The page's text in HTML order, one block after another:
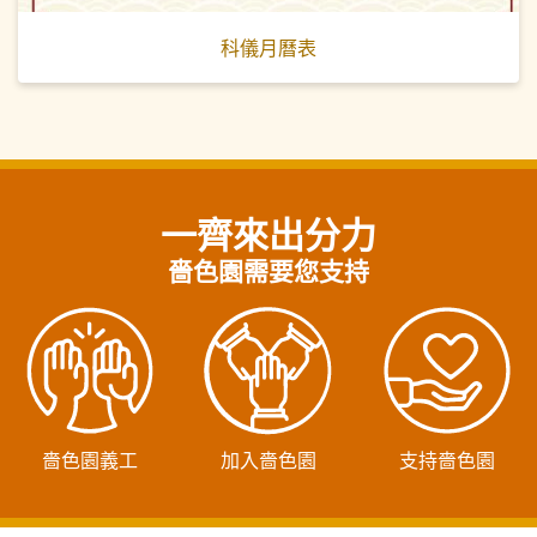
科儀月曆表
一齊來出分力
嗇色園需要您支持
嗇色園義工 加入嗇色園 支持嗇色園